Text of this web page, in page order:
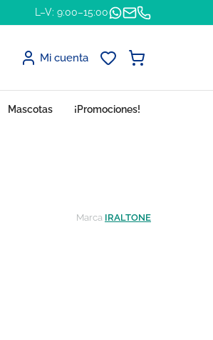
L–V: 9:00–15:00
Mi cuenta
Mascotas ¡Promociones!
Marca IRALTONE